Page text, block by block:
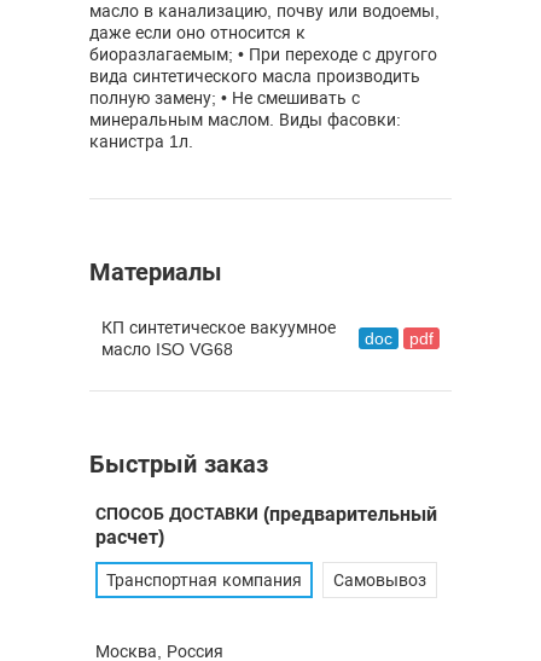
масло в канализацию, почву или водоемы,
даже если оно относится к
биоразлагаемым; • При переходе с другого
вида синтетического масла производить
полную замену; • Не смешивать с
минеральным маслом. Виды фасовки:
канистра 1л.
Материалы
КП синтетическое вакуумное
масло ISO VG68
doc pdf
Быстрый заказ
СПОСОБ ДОСТАВКИ (предварительный
расчет)
Транспортная компания Самовывоз